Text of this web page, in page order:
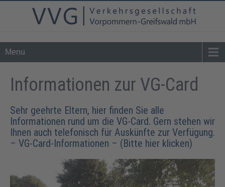
Tel. 0 39 76 - 24 02 - 0info@vvg-bus.de
Menu
Informationen zur VG-Card
Sehr geehrte Eltern, hier finden Sie alle
Informationen rund um die VG-Card. Gern stehen wir
Ihnen auch telefonisch für Auskünfte zur Verfügung.
– VG-Card-Informationen – (Bitte hier klicken)